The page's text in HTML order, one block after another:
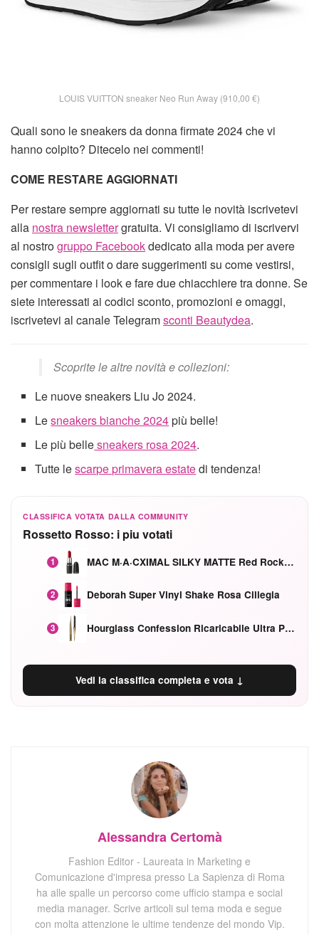
LOUIS VUITTON sneaker Neo Run Away (910,00 €)
Quali sono le sneakers da donna firmate 2024 che vi
hanno colpito? Ditecelo nei commenti!
COME RESTARE AGGIORNATI
Per restare sempre aggiornati su tutte le novità iscrivetevi
alla nostra newslettergratuita. Vi consigliamo di iscrivervi
al nostrogruppo Facebookdedicato alla moda per avere
consigli sugli outfit o dare suggerimenti su come vestirsi,
per commentare i look e fare due chiacchiere tra donne. Se
siete interessati ai codici sconto, promozioni e omaggi,
iscrivetevi al canale Telegramsconti Beautydea.
Scoprite le altre novità e collezioni:
Le nuove sneakers Liu Jo 2024.
Lesneakers bianche 2024più belle!
Le più bellesneakers rosa 2024.
Tutte lescarpe primavera estatedi tendenza!
CLASSIFICA VOTATA DALLA COMMUNITY
Rossetto Rosso: i piu votati
1 MAC M·A·CXIMAL SILKY MATTE Red Rock mat
2 Deborah Super Vinyl Shake Rosa Ciliegia
3 Hourglass Confession Ricaricabile Ultra Preciso Ad Alta Intensità Secretly Classic Red
Vedi la classifica completa e vota ↓
Alessandra Certomà
Fashion Editor - Laureata in Marketing e
Comunicazione d'impresa presso La Sapienza di Roma
ha alle spalle un percorso come ufficio stampa e social
media manager. Scrive articoli sul tema moda e segue
con molta attenzione le ultime tendenze del mondo Vip.